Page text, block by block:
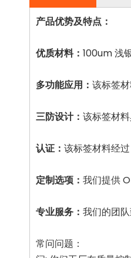
产品优势及特点：
优质材料： 100um 浅
多功能应用： 该标签
三防设计： 该标签材
认证： 该标签材料经
定制选项： 我们提供
专业服务： 我们的团
常问问题：